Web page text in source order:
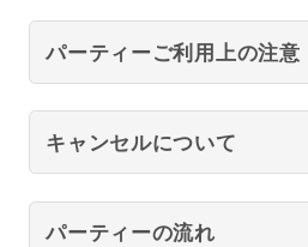
パーティーご利用上の注意
キャンセルについて
パーティーの流れ